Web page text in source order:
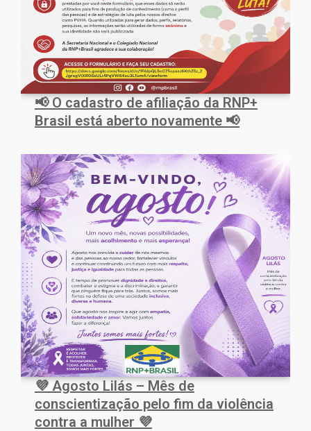
📢 O cadastro de afiliação da RNP+
Brasil está aberto novamente 📢
💜 Agosto Lilás – Mês de
conscientização pelo fim da violência
contra a mulher 💜